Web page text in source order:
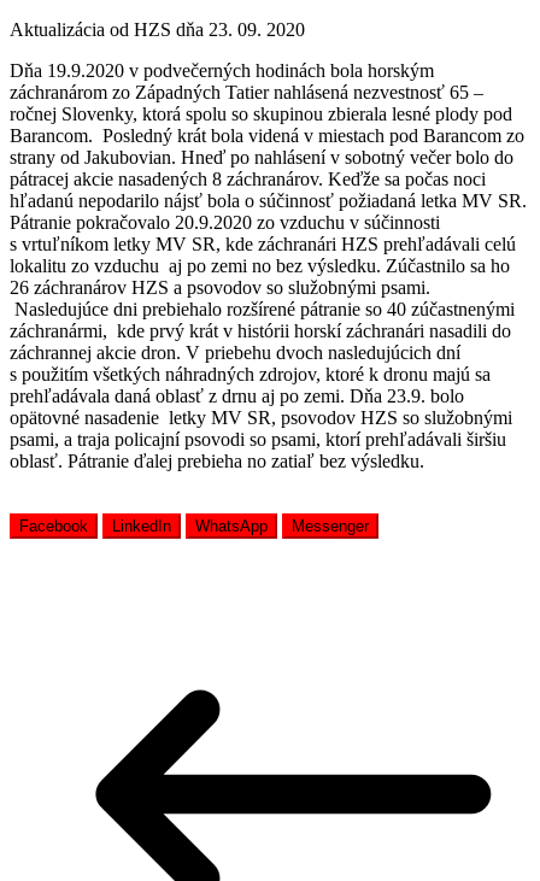
Aktualizácia od HZS dňa 23. 09. 2020
Dňa 19.9.2020 v podvečerných hodinách bola horským
záchranárom zo Západných Tatier nahlásená nezvestnosť 65 –
ročnej Slovenky, ktorá spolu so skupinou zbierala lesné plody pod
Barancom. Posledný krát bola videná v miestach pod Barancom zo
strany od Jakubovian. Hneď po nahlásení v sobotný večer bolo do
pátracej akcie nasadených 8 záchranárov. Keďže sa počas noci
hľadanú nepodarilo nájsť bola o súčinnosť požiadaná letka MV SR.
Pátranie pokračovalo 20.9.2020 zo vzduchu v súčinnosti
s vrtuľníkom letky MV SR, kde záchranári HZS prehľadávali celú
lokalitu zo vzduchu aj po zemi no bez výsledku. Zúčastnilo sa ho
26 záchranárov HZS a psovodov so služobnými psami.
Nasledujúce dni prebiehalo rozšírené pátranie so 40 zúčastnenými
záchranármi, kde prvý krát v histórii horskí záchranári nasadili do
záchrannej akcie dron. V priebehu dvoch nasledujúcich dní
s použitím všetkých náhradných zdrojov, ktoré k dronu majú sa
prehľadávala daná oblasť z drnu aj po zemi. Dňa 23.9. bolo
opätovné nasadenie letky MV SR, psovodov HZS so služobnými
psami, a traja policajní psovodi so psami, ktorí prehľadávali širšiu
oblasť. Pátranie ďalej prebieha no zatiaľ bez výsledku.
Facebook LinkedIn WhatsApp Messenger